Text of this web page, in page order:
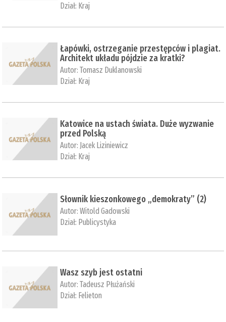
Dział: Kraj
Łapówki, ostrzeganie przestępców i plagiat.
Architekt układu pójdzie za kratki?
Autor:Tomasz Duklanowski
Dział: Kraj
Katowice na ustach świata. Duże wyzwanie
przed Polską
Autor: Jacek Liziniewicz
Dział: Kraj
Słownik kieszonkowego „demokraty” (2)
Autor:Witold Gadowski
Dział: Publicystyka
Wasz szyb jest ostatni
Autor:Tadeusz Płużański
Dział: Felieton